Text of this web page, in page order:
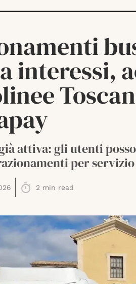
interessi,
attiva: gli utenti
per
2 min read